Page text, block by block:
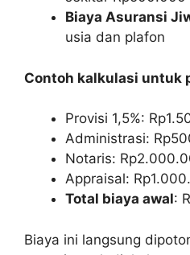
Biaya Asuransi
usia dan plafon
Contoh kalkulasi untuk
Provisi 1,5%:
Administrasi:
Notaris:
Appraisal:
Total biaya awal:
Biaya ini langsung